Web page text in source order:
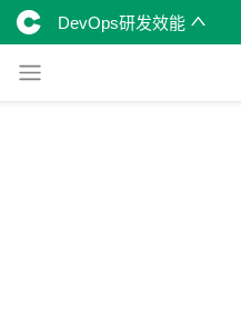
DevOps研发效能